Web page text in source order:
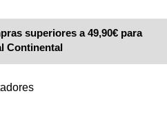
superiores a 49,90€ para
Continental